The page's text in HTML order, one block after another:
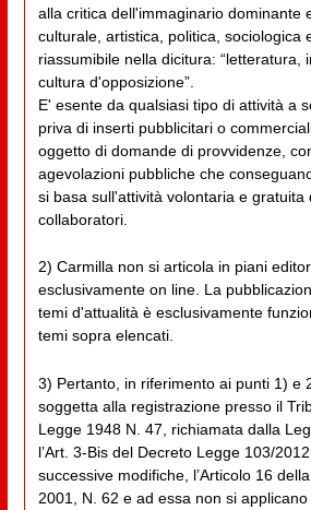
alla critica dell'immaginario dominante
culturale, artistica, politica, sociologica
riassumibile nella dicitura: “letteratura,
cultura d'opposizione”.
E' esente da qualsiasi tipo di attività a
priva di inserti pubblicitari o
oggetto di domande di provvidenze,
agevolazioni pubbliche che
si basa sull'attività volontaria e gratuita
collaboratori.
2) Carmilla non si articola in piani
esclusivamente on line. La
temi d'attualità è esclusivamente
temi sopra elencati.
3) Pertanto, in riferimento ai punti 1) e
soggetta alla registrazione presso il
Legge 1948 N. 47, richiamata dalla
l’Art. 3-Bis del Decreto Legge 103/
successive modifiche, l’Articolo 16
2001, N. 62 e ad essa non si